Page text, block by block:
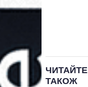
ЧИТАЙТЕ
ТАКОЖ